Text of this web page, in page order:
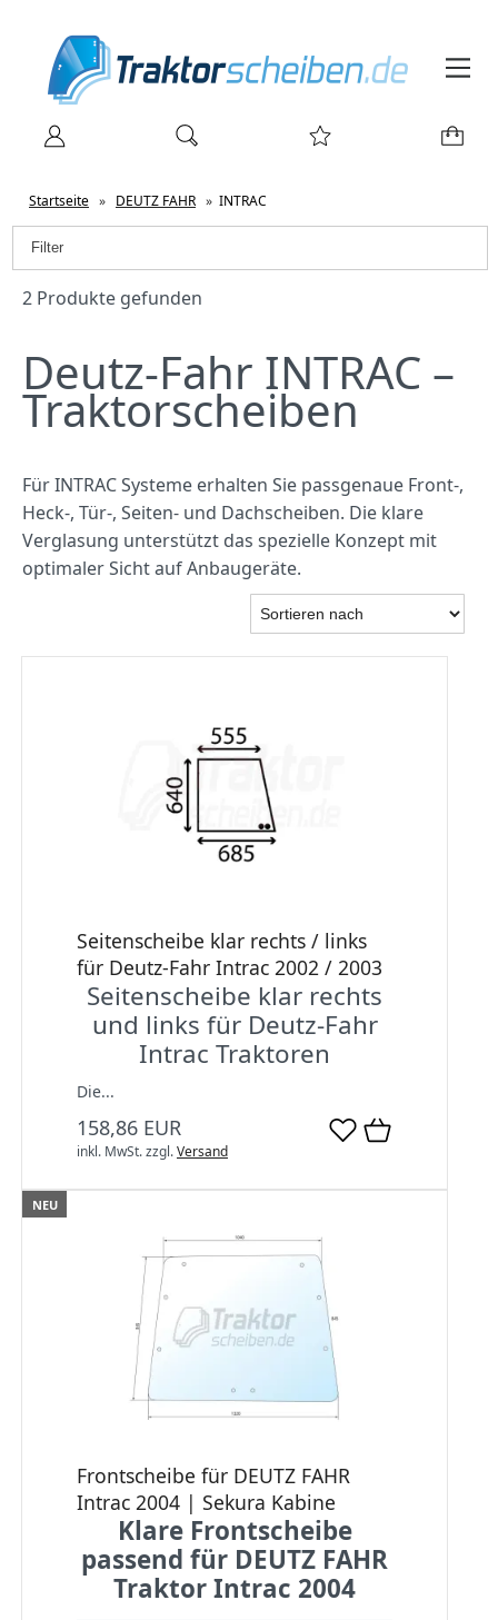
Startseite » DEUTZ FAHR » INTRAC
Filter
2 Produkte gefunden
Deutz‑Fahr INTRAC –
Traktorscheiben
Für INTRAC Systeme erhalten Sie passgenaue Front‑,
Heck‑, Tür‑, Seiten‑ und Dachscheiben. Die klare
Verglasung unterstützt das spezielle Konzept mit
optimaler Sicht auf Anbaugeräte.
Seitenscheibe klar rechts / links
für Deutz-Fahr Intrac 2002 / 2003
Seitenscheibe klar rechts
und links für Deutz-Fahr
Intrac Traktoren
Die...
158,86 EUR
inkl. MwSt.zzgl.Versand
NEU
Frontscheibe für DEUTZ FAHR
Intrac 2004 | Sekura Kabine
Klare Frontscheibe
passend für DEUTZ FAHR
Traktor Intrac 2004